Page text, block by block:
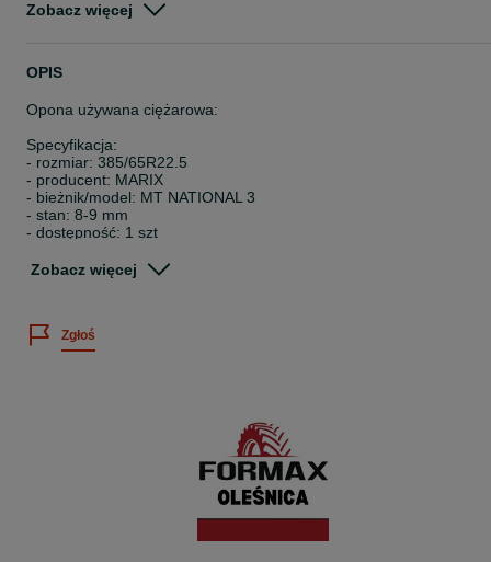
Stan
Pojazd
Szerokość
Zobacz więcej
OPIS
Opona używana ciężarowa:
Specyfikacja:
- rozmiar: 385/65R22.5
- producent: MARIX
- bieżnik/model: MT NATIONAL 3
- stan: 8-9 mm
- dostępność: 1 szt
- wszystkie oferowane opony objęte są gwarancją rozruchową,
- każda opona przed wysłaniem sprawdzana jest ciśnieniowo.
W ofercie posiadamy tysiące opon!
- opony używane ciężarowe (ciągniki siodłowe, naczepy,
Zobacz więcej
Zgłoś